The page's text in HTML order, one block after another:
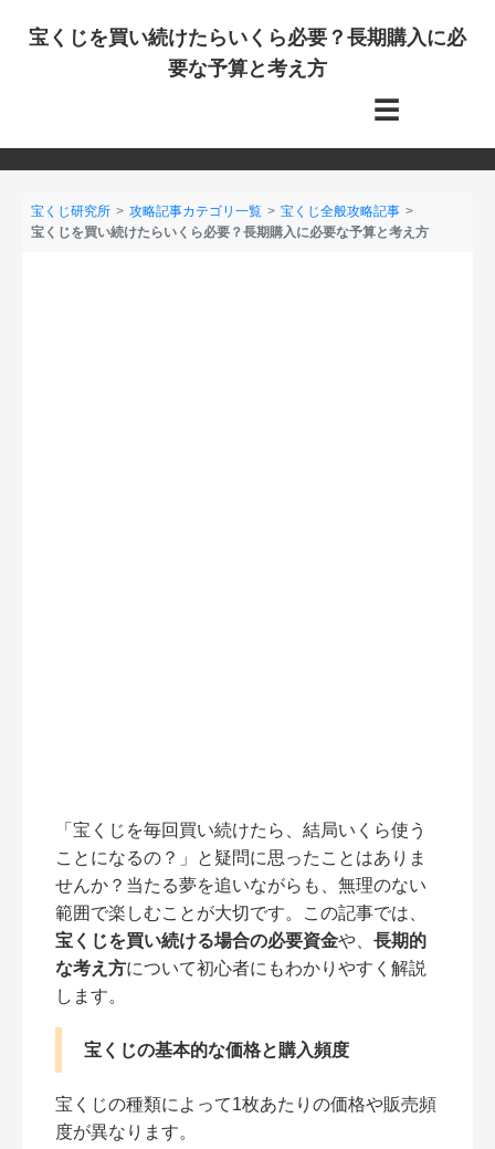
宝くじを買い続けたらいくら必要？長期購入に必
要な予算と考え方
☰
宝くじ研究所 攻略記事カテゴリ一覧
宝くじ全般攻略記事
宝くじを買い続けたらいくら必要？長期購入に必要な予算と考え方
「宝くじを毎回買い続けたら、結局いくら使う
ことになるの？」と疑問に思ったことはありま
せんか？当たる夢を追いながらも、無理のない
範囲で楽しむことが大切です。この記事では、
宝くじを買い続ける場合の必要資金や、 長期的
な考え方について初心者にもわかりやすく解説
します。
宝くじの基本的な価格と購入頻度
宝くじの種類によって1枚あたりの価格や販売頻
度が異なります。